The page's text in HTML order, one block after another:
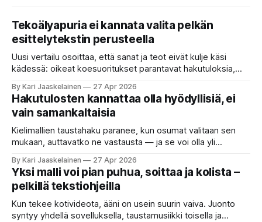
Tekoälyapuria ei kannata valita pelkän
esittelytekstin perusteella
Uusi vertailu osoittaa, että sanat ja teot eivät kulje käsi
kädessä: oikeat koesuoritukset parantavat hakutuloksia,
etsimässä verkosta apuria, joka hoitaisi puolestasi arjen
askareita: täyttäisi lomakkeen, järjestäisi matkasuunnitelman
tai seulisi pitkän asiakirjakasan ydinkohdat. Vastassa on
valikoima, joka muistuttaa sovelluskauppaa steroideilla.
Jokainen ”tekoälyagentti” lupaa paljon
By Kari Jaaskelainen 27 Apr 2026
Hakutulosten kannattaa olla hyödyllisiä, ei
vain samankaltaisia
Kielimallien taustahaku paranee, kun osumat valitaan sen
mukaan, auttavatko ne vastausta — ja se voi olla yli
että kysyt työpaikan chat-robotilta: “Mitä viime kuun
kokouspäiväkirjassa päätettiin etätyöpäivistä?” Robotti
selaa arkistoja ja poimii sinulle pätkän, jossa toistellaan, mitä
etätyö tarkoittaa. Teksti on aiheeltaan lähellä kysymystä,
By Kari Jaaskelainen 27 Apr 2026
Yksi malli voi pian puhua, soittaa ja kolista –
pelkillä tekstiohjeilla
Kun tekee kotivideota, ääni on usein suurin vaiva. Juonto
syntyy yhdellä sovelluksella, taustamusiikki toisella ja